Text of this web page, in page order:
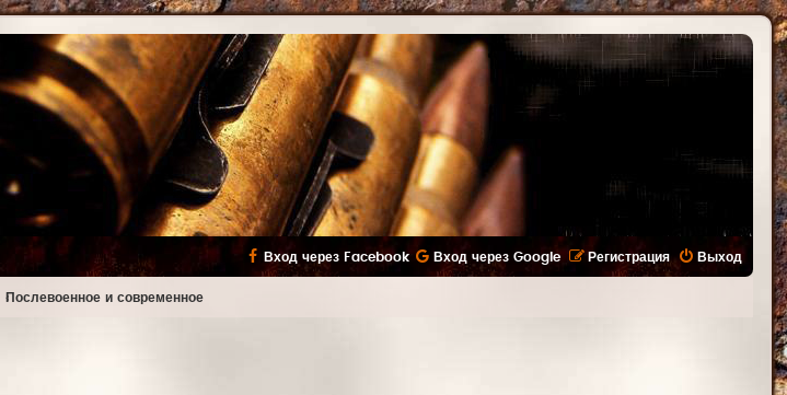
Выход
Регистрация
Вход через Facebook Вход через Google
Послевоенное и современное